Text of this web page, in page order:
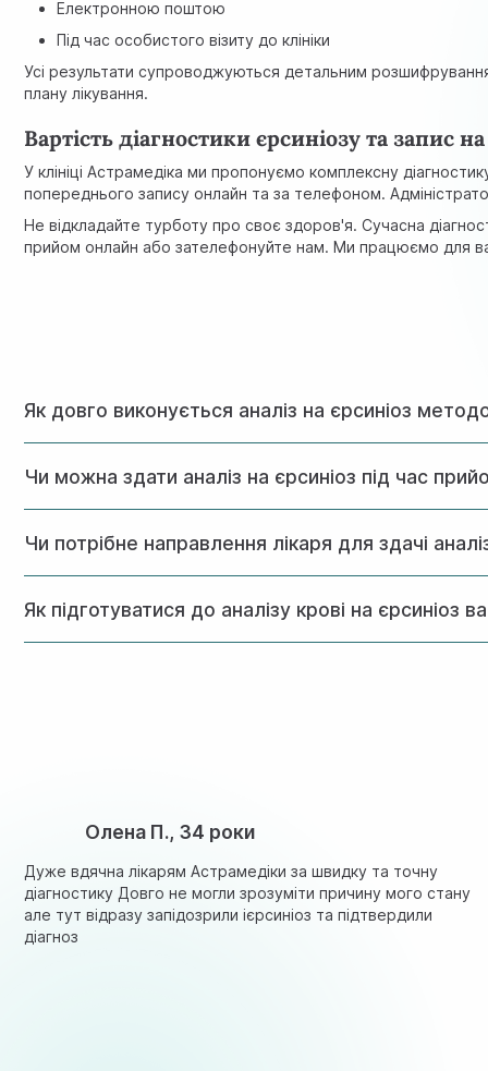
Електронною поштою
Під час особистого візиту до клініки
Усі результати супроводжуються детальним
плану лікування.
Вартість діагностики єрсиніозу та запис
У клініці Астрамедіка ми пропонуємо комплексну
попереднього запису онлайн та за телефоном.
Не відкладайте турботу про своє здоров'я. Сучасна
прийом онлайн або зателефонуйте нам. Ми працюємо для
Як довго виконується аналіз на єрсиніоз
Чи можна здати аналіз на єрсиніоз під час
Чи потрібне направлення лікаря для здачі
Як підготуватися до аналізу крові на єрсиніоз
Олена П., 34 роки
Дуже вдячна лікарям Астрамедіки за швидку та точну
діагностику Довго не могли зрозуміти причину мого стану
але тут відразу запідозрили ієрсиніоз та підтвердили
діагноз